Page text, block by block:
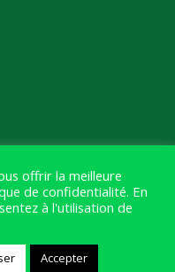
offrir la meilleure
de confidentialité. En
à l'utilisation de
Accepter